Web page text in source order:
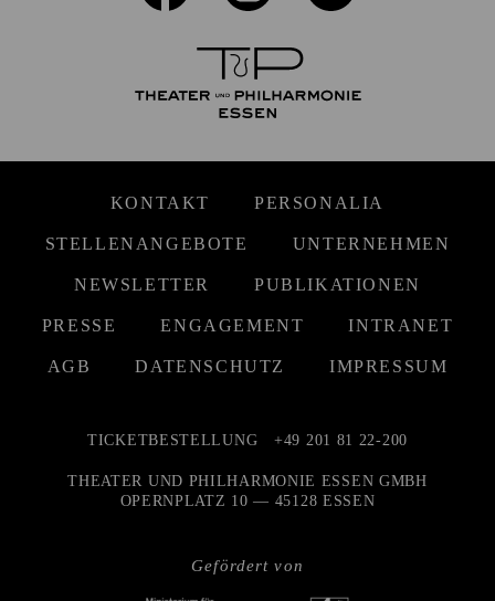
KONTAKT PERSONALIA
STELLENANGEBOTE UNTERNEHMEN
NEWSLETTER PUBLIKATIONEN
PRESSE ENGAGEMENT INTRANET
AGB DATENSCHUTZ IMPRESSUM
Gefördert von
TICKETBESTELLUNG +49 201 81 22-200
THEATER UND PHILHARMONIE ESSEN GMBH
OPERNPLATZ 10 — 45128 ESSEN